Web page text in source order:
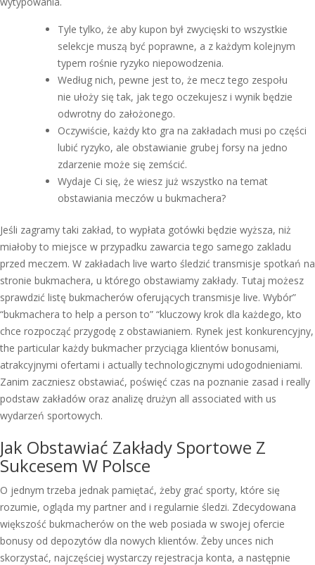
Tyle tylko, że aby kupon był zwycięski to wszystkie
selekcje muszą być poprawne, a z każdym kolejnym
typem rośnie ryzyko niepowodzenia.
Według nich, pewne jest to, że mecz tego zespołu
nie ułoży się tak, jak tego oczekujesz i wynik będzie
odwrotny do założonego.
Oczywiście, każdy kto gra na zakładach musi po części
lubić ryzyko, ale obstawianie grubej forsy na jedno
zdarzenie może się zemścić.
Wydaje Ci się, że wiesz już wszystko na temat
obstawiania meczów u bukmachera?
Jeśli zagramy taki zakład, to wypłata gotówki będzie wyższa, niż
miałoby to miejsce w przypadku zawarcia tego samego zakladu
przed meczem. W zakładach live warto śledzić transmisje spotkań na
stronie bukmachera, u którego obstawiamy zakłady. Tutaj możesz
sprawdzić listę bukmacherów oferujących transmisje live. Wybór”
“bukmachera to help a person to” “kluczowy krok dla każdego, kto
chce rozpocząć przygodę z obstawianiem. Rynek jest konkurencyjny,
the particular każdy bukmacher przyciąga klientów bonusami,
atrakcyjnymi ofertami i actually technologicznymi udogodnieniami.
Zanim zaczniesz obstawiać, poświęć czas na poznanie zasad i really
podstaw zakładów oraz analizę drużyn all associated with us
wydarzeń sportowych.
Jak Obstawiać Zakłady Sportowe Z
Sukcesem W Polsce
O jednym trzeba jednak pamiętać, żeby grać sporty, które się
rozumie, ogląda my partner and i regularnie śledzi. Zdecydowana
większość bukmacherów on the web posiada w swojej ofercie
bonusy od depozytów dla nowych klientów. Żeby unces nich
skorzystać, najczęściej wystarczy rejestracja konta, a następnie